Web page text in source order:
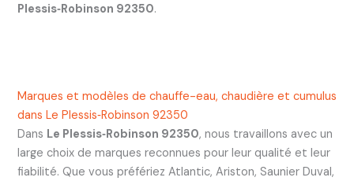
Plessis‑Robinson 92350.
Marques et modèles de chauffe-eau, chaudière et cumulus
dans Le Plessis‑Robinson 92350
Dans Le Plessis‑Robinson 92350, nous travaillons avec un
large choix de marques reconnues pour leur qualité et leur
fiabilité. Que vous préfériez Atlantic, Ariston, Saunier Duval,